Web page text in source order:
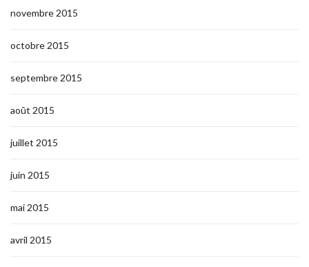
novembre 2015
octobre 2015
septembre 2015
août 2015
juillet 2015
juin 2015
mai 2015
avril 2015